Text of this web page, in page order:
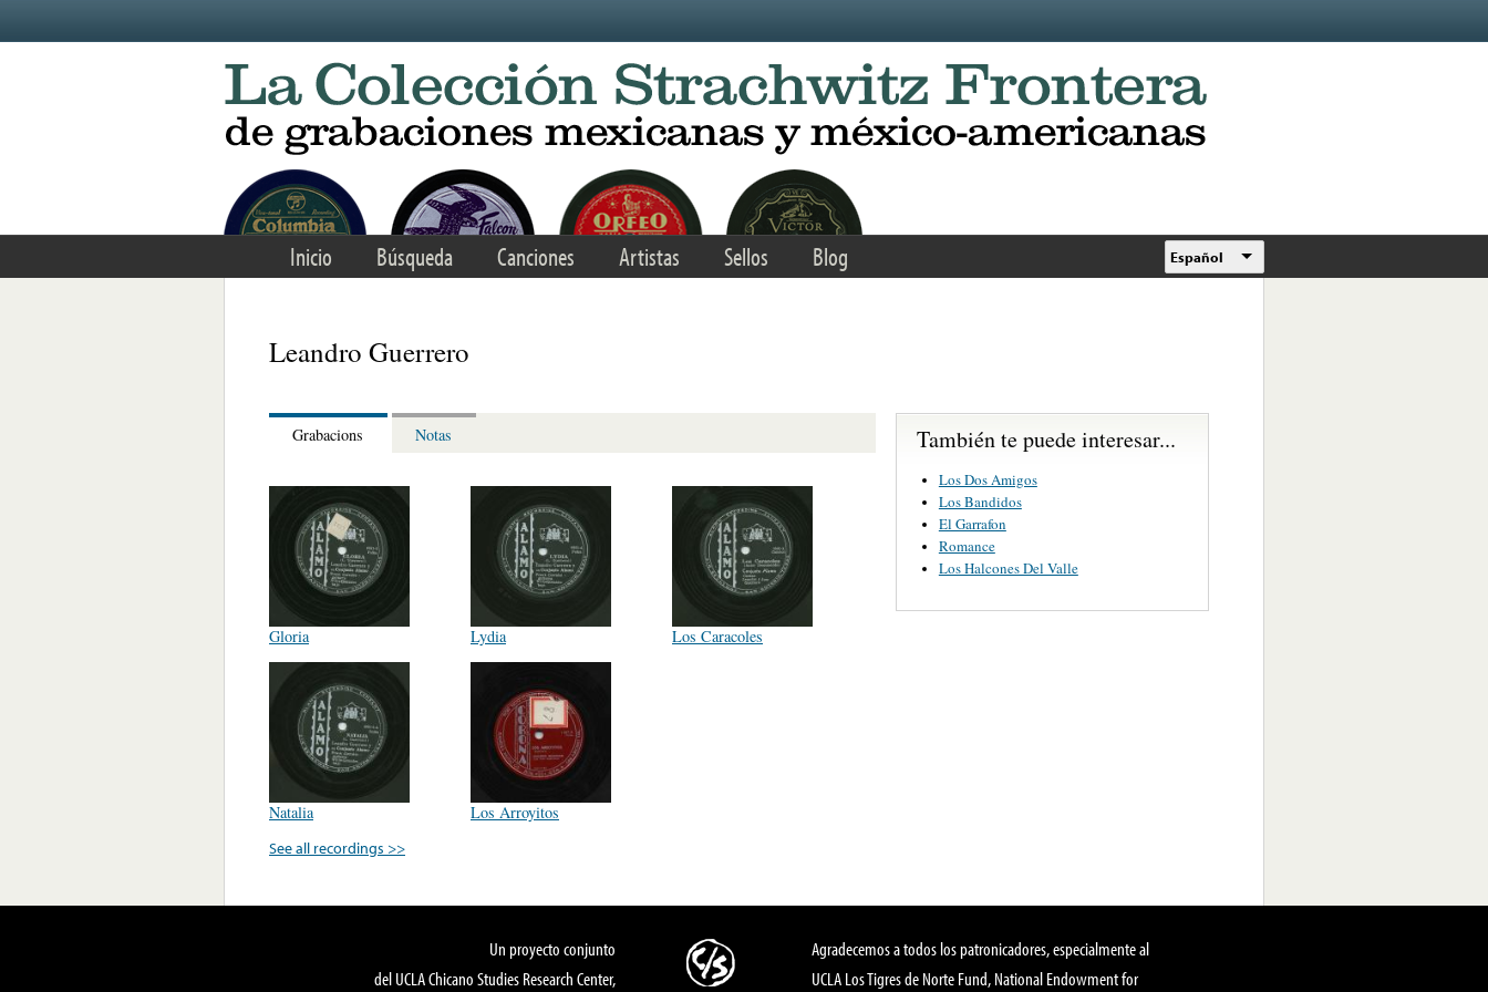
Inicio Búsqueda Canciones Artistas Sellos Blog Español
Leandro Guerrero
Grabacions Notas
Gloria Lydia Los Caracoles
Natalia
Los Arroyitos
See all recordings >>
También te puede interesar...
Los Dos Amigos
Los Bandidos
El Garrafon
Romance
Los Halcones Del Valle
Un proyecto conjunto
del UCLA Chicano Studies Research Center,
Agradecemos a todos los patronicadores, especialmente al
UCLA Los Tigres de Norte Fund, National Endowment for